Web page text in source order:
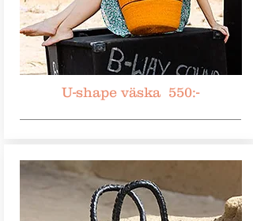
U-shape väska 550:-